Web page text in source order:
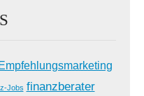
Empfehlungsmarketing
Jobs finanzberater